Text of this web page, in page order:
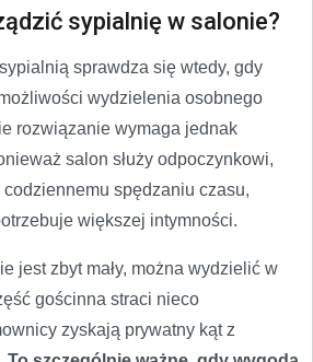
sypialnię w salonie?
sprawdza się wtedy, gdy
wydzielenia osobnego
rozwiązanie wymaga jednak
salon służy odpoczynkowi,
spędzaniu czasu,
większej intymności.
jest zbyt mały, można wydzielić w
gościnna straci nieco
zyskają prywatny kąt z